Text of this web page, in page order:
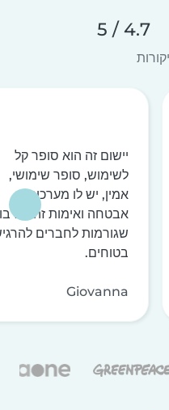
4.7 / 5
יישום זה הוא סופר קל
לשימוש, סופר שימושי,
אמין, יש לו מערכות
אבטחה ואימות זהות
שגורמות לחברים
בטוחים.
Giovanna